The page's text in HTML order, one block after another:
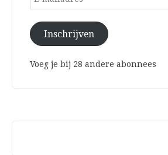
Inschrijven
Voeg je bij 28 andere abonnees